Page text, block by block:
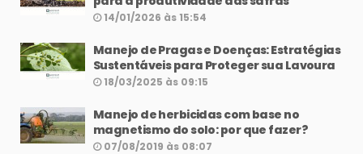
14/01/2026 às 15:54
Manejo de Pragas e Doenças: Estratégias
Sustentáveis para Proteger sua Lavoura
18/03/2025 às 09:15
Manejo de herbicidas com base no
magnetismo do solo: por que fazer?
07/08/2019 às 08:07